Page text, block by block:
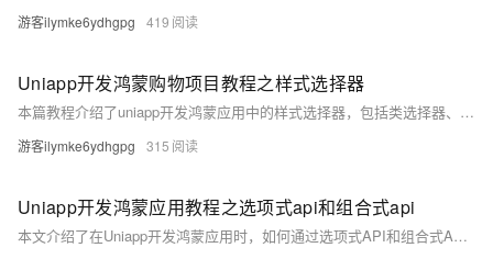
游客ilymke6ydhgpg 419
Uniapp开发鸿蒙购物项目教程之样式选择器
本篇教程介绍了uniapp开发鸿蒙应用中的样式选择器，包括类选择器、ID选择器、属性选择器、内联选择器和后代选择器，并讲解了它们的基本用法与优先级规则。通过简单示例帮助开发者理解如何为组件设置样式，同时提醒合理使用!important以避免样式管理混乱。适合初学者掌握鸿蒙跨平台开发中的基础样式控制方法。
游客ilymke6ydhgpg 315
Uniapp开发鸿蒙应用教程之选项式api和组合式api
本文介绍了在Uniapp开发鸿蒙应用时，如何通过选项式API和组合式API进行数据操作。以修改年龄值为例，对比展示了两种API的代码结构与区别，并重点演示了组合式API中更简洁、灵活的写法，帮助开发者理解并掌握现代Vue开发模式。#鸿蒙三方框架 #Uniapp